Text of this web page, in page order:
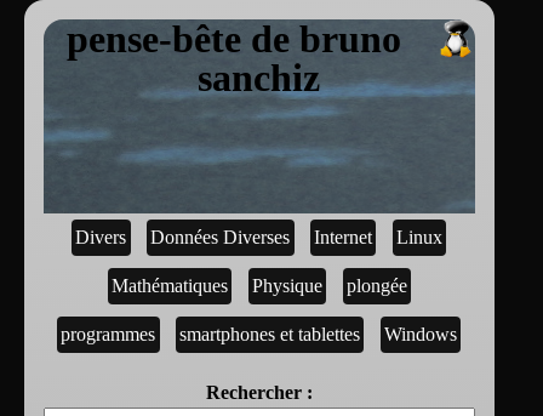
pense-bête de bruno
sanchiz
Divers Données Diverses Internet Linux
Mathématiques Physique plongée
programmes smartphones et tablettes Windows
Rechercher :